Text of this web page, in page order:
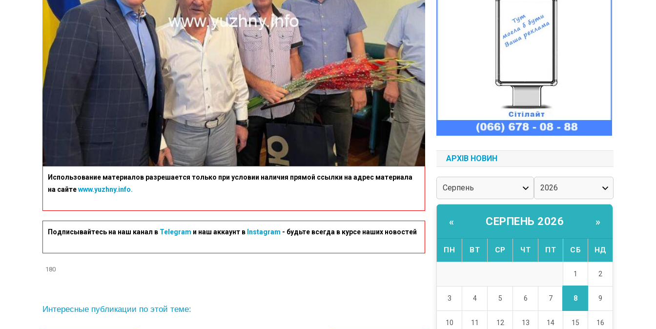
Использование материалов разрешается только при условии наличия прямой ссылки на адрес материала
на сайтеwww.yuzhny.info.
Подписывайтесь на наш канал в Telegram и наш аккаунт в Instagram - будьте всегда в курсе наших новостей
180
Интересные публикации по этой теме:
АРХІВ НОВИН
« СЕРПЕНЬ 2026 »
ПН ВТ СР ЧТ ПТ СБ НД
1 2
3 4 5 6 7 8 9
10 11 12 13 14 15 16